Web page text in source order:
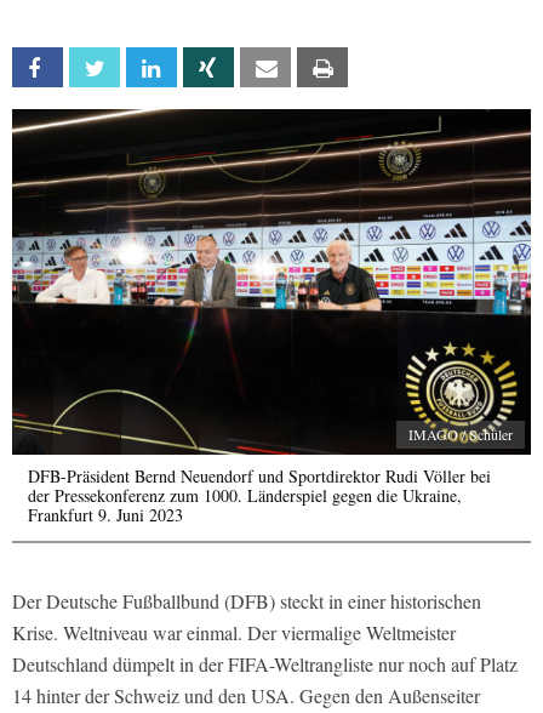
Facebook Twitter Linkedin Xing Email
IMAGO / Schüler
DFB-Präsident Bernd Neuendorf und Sportdirektor Rudi Völler bei
der Pressekonferenz zum 1000. Länderspiel gegen die Ukraine,
Frankfurt 9. Juni 2023
Der Deutsche Fußballbund (DFB) steckt in einer historischen
Krise. Weltniveau war einmal. Der viermalige Weltmeister
Deutschland dümpelt in der FIFA-Weltrangliste nur noch auf Platz
14 hinter der Schweiz und den USA. Gegen den Außenseiter